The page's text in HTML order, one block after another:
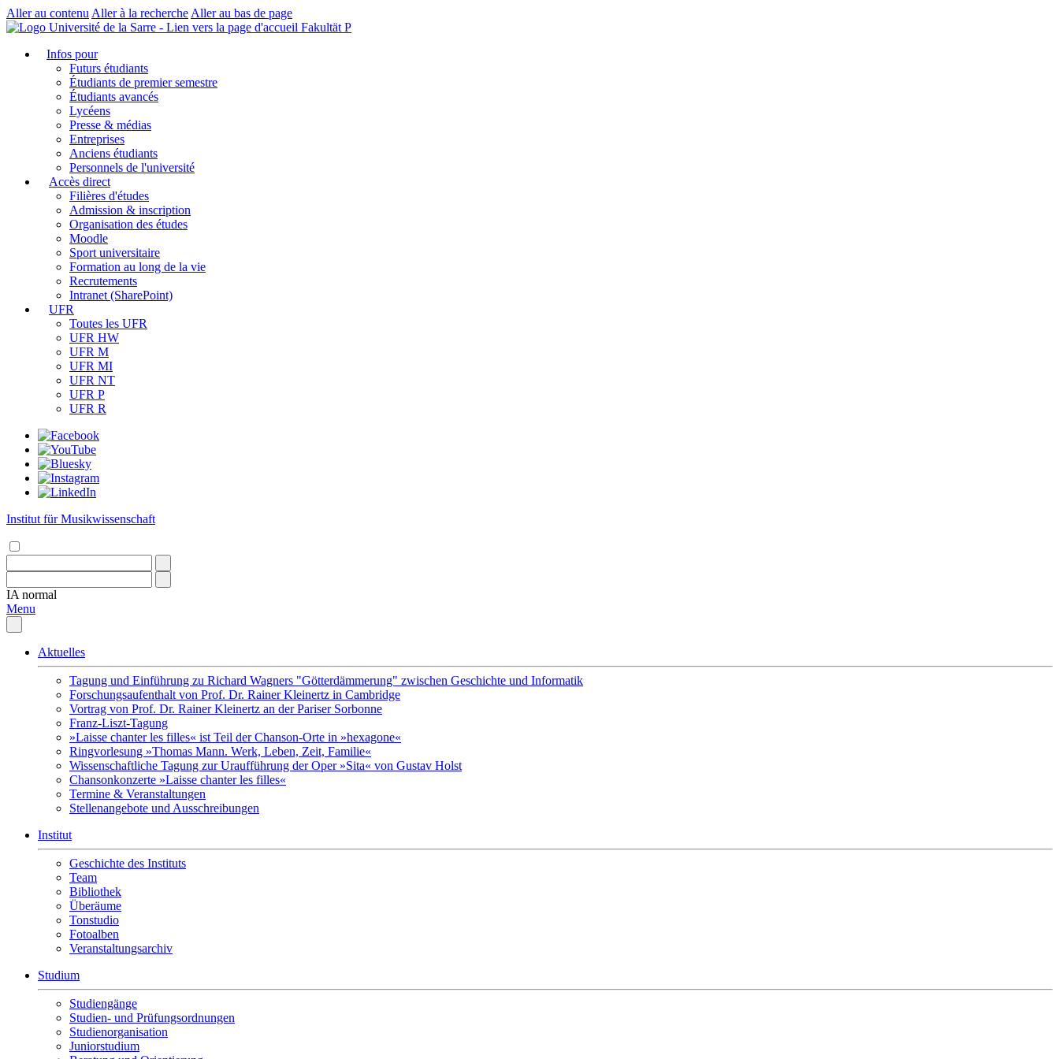
Aller au contenu Aller à la recherche Aller au bas de page
Fakultät P
Infos pour
Futurs étudiants
Étudiants de premier semestre
Étudiants avancés
Lycéens
Presse & médias
Entreprises
Anciens étudiants
Personnels de l'université
Accès direct
Filières d'études
Admission & inscription
Organisation des études
Moodle
Sport universitaire
Formation au long de la vie
Recrutements
Intranet (SharePoint)
UFR
Toutes les UFR
UFR HW
UFR M
UFR MI
UFR NT
UFR P
UFR R
Institut für Musikwissenschaft
IA normal
Menu
Aktuelles
Tagung und Einführung zu Richard Wagners "Götterdämmerung" zwischen Geschichte und Informatik
Forschungsaufenthalt von Prof. Dr. Rainer Kleinertz in Cambridge
Vortrag von Prof. Dr. Rainer Kleinertz an der Pariser Sorbonne
Franz-Liszt-Tagung
»Laisse chanter les filles« ist Teil der Chanson-Orte in »hexagone«
Ringvorlesung »Thomas Mann. Werk, Leben, Zeit, Familie«
Wissenschaftliche Tagung zur Uraufführung der Oper »Sita« von Gustav Holst
Chansonkonzerte »Laisse chanter les filles«
Termine & Veranstaltungen
Stellenangebote und Ausschreibungen
Institut
Geschichte des Instituts
Team
Bibliothek
Überäume
Tonstudio
Fotoalben
Veranstaltungsarchiv
Studium
Studiengänge
Studien- und Prüfungsordnungen
Studienorganisation
Juniorstudium